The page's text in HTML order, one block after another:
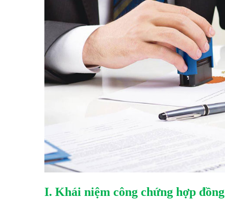
I. Khái niệm công chứng hợp đồng